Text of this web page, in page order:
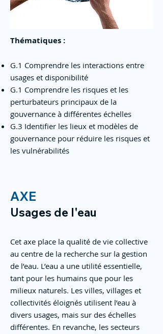
Thématiques :
G.1 Comprendre les interactions entre
usages et disponibilité
G.1 Comprendre les risques et les
perturbateurs principaux de la
gouvernance à différentes échelles
G.3 Identifier les lieux et modèles de
gouvernance pour réduire les risques et
les vulnérabilités
AXE
Usages de l'eau
Cet axe place la qualité de vie collective
au centre de la recherche sur la gestion
de l’eau. L’eau a une utilité essentielle,
tant pour les humains que pour les
milieux naturels. Les villes, villages et
collectivités éloignés utilisent l’eau à
divers usages, mais sur des échelles
différentes. En revanche, les secteurs